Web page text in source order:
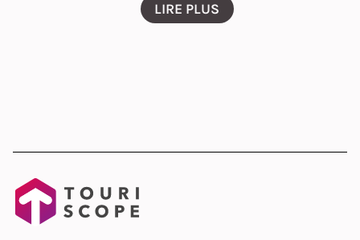
LIRE PLUS